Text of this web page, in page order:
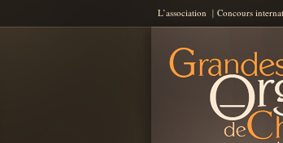
L’association Concours
AGOC